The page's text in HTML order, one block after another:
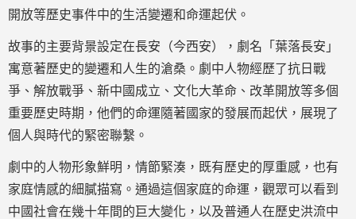
開放等歷史事件中的生活變遷和命運起伏。
故事的主要背景設定在長安（今西安），劇名「葉落長安」
寓意著歷史的變遷和人生的滄桑。劇中人物經歷了抗日戰
爭、解放戰爭、新中國成立、文化大革命、改革開放等多個
重要歷史時期，他們的命運隨著國家的發展而起伏，展現了
個人與時代的緊密聯繫。
劇中的人物形象鮮明，情節緊湊，既有歷史的厚重感，也有
家庭情感的細膩描寫。通過這個家庭的命運，觀眾可以看到
中國社會在幾十年間的巨大變化，以及普通人在歷史洪流中